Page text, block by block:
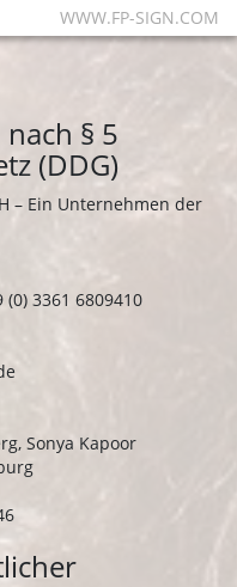
WWW.FP-SIGN.COM
§ 5
(DDG)
– Ein Unternehmen der
3361 6809410
Sonya Kapoor